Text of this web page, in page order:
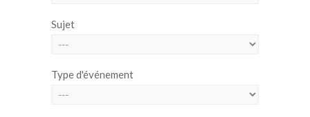
Sujet
Type d'événement